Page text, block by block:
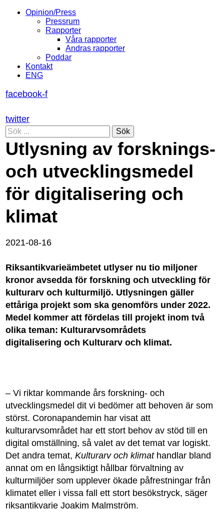
Opinion/Press
Pressrum
Rapporter
Våra rapporter
Andras rapporter
Poddar
Kontakt
ENG
facebook-f
twitter
Sök
Utlysning av forsknings-
och utvecklingsmedel
för digitalisering och
klimat
2021-08-16
Riksantikvarieämbetet utlyser nu tio miljoner
kronor avsedda för forskning och utveckling för
kulturarv och kulturmiljö. Utlysningen gäller
ettåriga projekt som ska genomförs under 2022.
Medel kommer att fördelas till projekt inom två
olika teman: Kulturarvsområdets
digitalisering och Kulturarv och klimat.
– Vi riktar kommande års forskning- och
utvecklingsmedel dit vi bedömer att behoven är som
störst. Coronapandemin har visat att
kulturarvsområdet har ett stort behov av stöd till en
digital omställning, så valet av det temat var logiskt.
Det andra temat,Kulturarv och klimathandlar bland
annat om en långsiktigt hållbar förvaltning av
kulturmiljöer som upplever ökade påfrestningar från
klimatet eller i vissa fall ett stort besökstryck, säger
riksantikvarie Joakim Malmström.